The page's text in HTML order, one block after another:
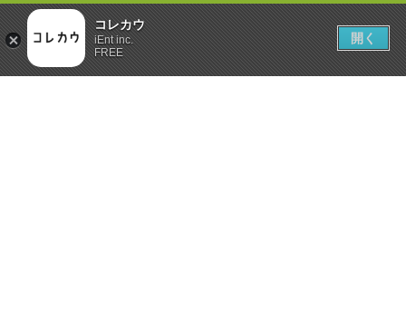
コレカウ
iEnt inc.
FREE
開く